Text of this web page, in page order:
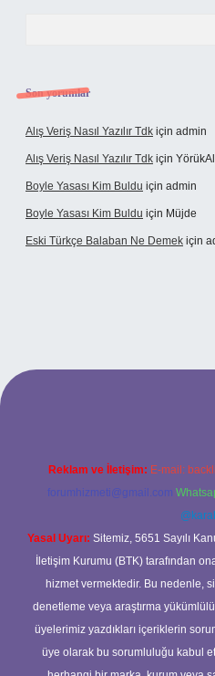
Son yorumlar
Alış Veriş Nasıl Yazılır Tdk için admin
Alış Veriş Nasıl Yazılır Tdk için
Boyle Yasası Kim Buldu için admin
Boyle Yasası Kim Buldu için Müjde
Eski Türkçe Balaban Ne Demek için
Reklam ve İletişim: E-mail:
forumhizmeti@gmail.com
Yasal Uyarı: Sitemiz, 5651 Sayılı
İletişim Kurumu (BTK) tarafından
hizmet vermektedir. Bu nedenle,
denetleme veya araştırma
üyelerimiz yazdıkları içeriklerin
üye olarak bu sorumluluğu kabul